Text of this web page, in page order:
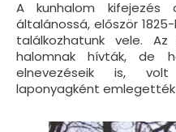
A kunhalom kifejezés
általánossá, először
találkozhatunk vele.
halomnak hívták, de
elnevezéseik is,
laponyagként